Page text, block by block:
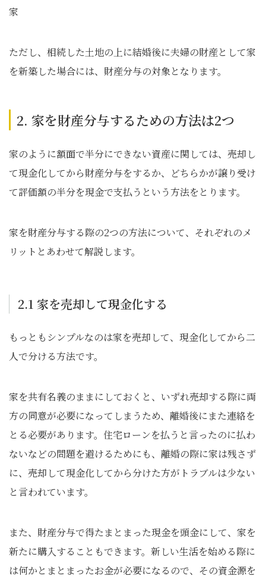
家
ただし、相続した土地の上に結婚後に夫婦の財産として家
を新築した場合には、財産分与の対象となります。
2. 家を財産分与するための方法は2つ
家のように額面で半分にできない資産に関しては、売却し
て現金化してから財産分与をするか、どちらかが譲り受け
て評価額の半分を現金で支払うという方法をとります。
家を財産分与する際の2つの方法について、それぞれのメ
リットとあわせて解説します。
2.1 家を売却して現金化する
もっともシンプルなのは家を売却して、現金化してから二
人で分ける方法です。
家を共有名義のままにしておくと、いずれ売却する際に両
方の同意が必要になってしまうため、離婚後にまた連絡を
とる必要があります。住宅ローンを払うと言ったのに払わ
ないなどの問題を避けるためにも、離婚の際に家は残さず
に、売却して現金化してから分けた方がトラブルは少ない
と言われています。
また、財産分与で得たまとまった現金を頭金にして、家を
新たに購入することもできます。新しい生活を始める際に
は何かとまとまったお金が必要になるので、その資金源を